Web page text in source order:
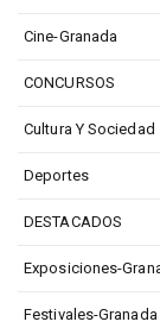
Cine-Granada
CONCURSOS
Cultura Y Sociedad
Deportes
DESTACADOS
Exposiciones-
Festivales-Granada